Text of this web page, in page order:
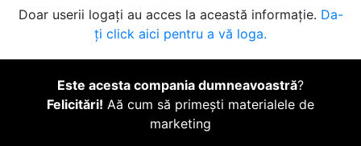
Doar userii logați au acces la această informație. Da-
ți click aici pentru a vă loga.
Este acesta compania dumneavoastră?
Felicitări! Aă cum să primești materialele de
marketing